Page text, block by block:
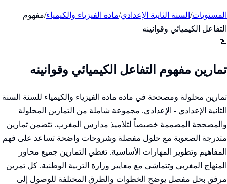
المستويات/ السنة الثانية الإعدادي/مادة الفيزياء والكيمياء/مفهوم
التفاعل الكيميائي وقوانينه
📝
تمارين مفهوم التفاعل الكيميائي وقوانينه
تمارين محلولة ومصححة في مادة مادة الفيزياء والكيمياء للسنة السنة
الثانية الإعدادي - الإعدادي. مجموعة شاملة من التمارين المحلولة
والمصححة المصممة خصيصاً لتلاميذ مدارس المغرب. تتضمن تمارين
متدرجة الصعوبة مع حلول مفصلة وشروحات واضحة تساعد على فهم
المفاهيم وتطوير المهارات الأساسية. تغطي التمارين جميع محاور
المنهاج المغربي وتتماشى مع معايير وزارة التربية الوطنية. كل تمرين
مرفق بحل مفصل يوضح الخطوات والطرق المختلفة للوصول إلى